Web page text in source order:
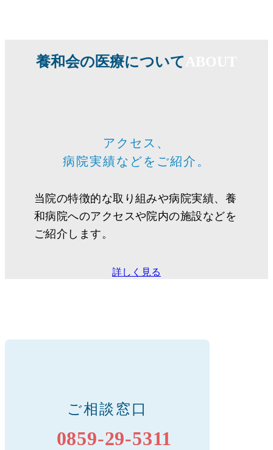
養和会の医療について
アクセス、
病院実績などをご紹介。
当院の特徴的な取り組みや病院実績、養
和病院へのアクセスや院内の施設などを
ご紹介します。
詳しく見る
ご相談窓口
0859-29-5311